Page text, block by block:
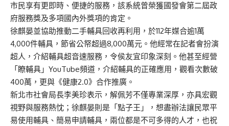
市民享有更即時、便捷的服務，該系統曾榮獲國發會第二屆政
府服務獎及多項國內外獎項的肯定。
徐麒晏並協助推動二手輔具回收再利用，於112年媒合逾1萬
4,000件輔具，節省公帑超過8,000萬元。他經常在記者會扮演
超人，介紹輔具超音速服務，令侯友宜印象深刻。他甚至經營
「瞭輔具」YouTube頻道，介紹輔具的正確應用，觀看次數破
400萬，更與《健康2.0》合作推廣。
新北市社會局長李美珍表示，解佩芳不僅專業深厚，亦具宏觀
視野與服務熱忱；徐麒晏則是「點子王」，想盡辦法讓民眾平
易使用輔具、簡易申請輔具，兩位都是不可多得的人才，也祝